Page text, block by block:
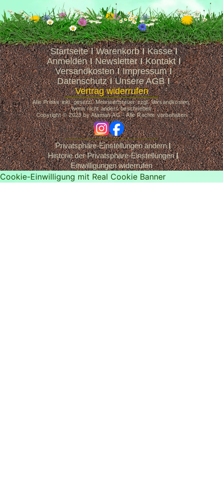
Startseite Warenkorb
Kasse
Anmelden
Newsletter
Kontakt
Versandkosten
Impressum
Datenschutz
Unsere AGB
Vertrag widerrufen
Alle Preise inkl. gesetzl. Mehrwertsteuer zzgl. Versandkosten,
wenn nicht anders beschrieben
Copyright © 2023 by Ataman-AG - Alle Rechte vorbehalten
igfb
Privatsphäre-Einstellungen ändern
Historie der Privatsphäre-Einstellungen
Einwilligungen widerrufen
Cookie-Einwilligung mit Real Cookie Banner